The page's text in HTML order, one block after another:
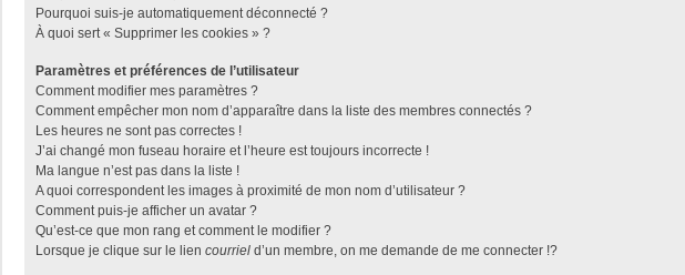
Pourquoi suis-je automatiquement déconnecté ?
À quoi sert « Supprimer les cookies » ?
Paramètres et préférences de l’utilisateur
Comment modifier mes paramètres ?
Comment empêcher mon nom d’apparaître dans la liste des membres connectés ?
Les heures ne sont pas correctes !
J’ai changé mon fuseau horaire et l’heure est toujours incorrecte !
Ma langue n’est pas dans la liste !
A quoi correspondent les images à proximité de mon nom d’utilisateur ?
Comment puis-je afficher un avatar ?
Qu’est-ce que mon rang et comment le modifier ?
Lorsque je clique sur le lien courriel d’un membre, on me demande de me connecter !?